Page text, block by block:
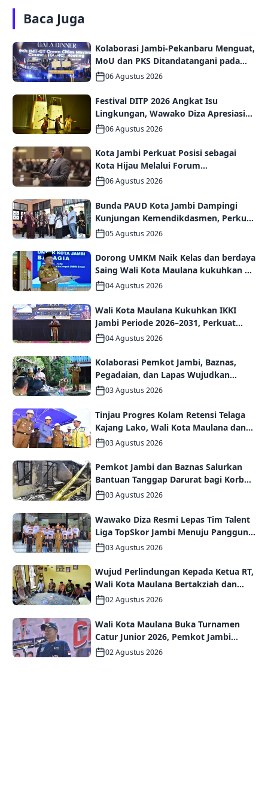
Baca Juga
Kolaborasi Jambi-Pekanbaru Menguat,
MoU dan PKS Ditandatangani pada
Gala Dinner GCMC IMT-GT ke-9 Tahun
2026
06 Agustus 2026
Festival DITP 2026 Angkat Isu
Lingkungan, Wawako Diza Apresiasi
Karya Seniman Jambi
06 Agustus 2026
Kota Jambi Perkuat Posisi sebagai
Kota Hijau Melalui Forum
Internasional IMT-GT GCMC 2026
06 Agustus 2026
Bunda PAUD Kota Jambi Dampingi
Kunjungan Kemendikdasmen, Perkuat
Kolaborasi Wujudkan PAUD
05 Agustus 2026
Dorong UMKM Naik Kelas dan berdaya
Saing Wali Kota Maulana kukuhkan 35
kelompok UMKM Binaan
04 Agustus 2026
Wali Kota Maulana Kukuhkan IKKI
Jambi Periode 2026–2031, Perkuat
Persaudaraan dan Kolaborasi dalam
04 Agustus 2026
Kolaborasi Pemkot Jambi, Baznas,
Pegadaian, dan Lapas Wujudkan
Rumah Layak Huni bagi Warga Kurang
Mampu
03 Agustus 2026
Tinjau Progres Kolam Retensi Telaga
Kajang Lako, Wali Kota Maulana dan
Komisi V DPR RI Optimistis Kota Jambi
03 Agustus 2026
Pemkot Jambi dan Baznas Salurkan
Bantuan Tanggap Darurat bagi Korban
Kebakaran Asrama Polda Jambi
03 Agustus 2026
Wawako Diza Resmi Lepas Tim Talent
Liga TopSkor Jambi Menuju Panggung
Nasional
03 Agustus 2026
Wujud Perlindungan Kepada Ketua RT,
Wali Kota Maulana Bertakziah dan
Serahkan Santunan Jaminan Kematian
kepada Ahli Waris
02 Agustus 2026
Wali Kota Maulana Buka Turnamen
Catur Junior 2026, Pemkot Jambi
Siapkan Fasilitas Olahraga Baru untuk
02 Agustus 2026